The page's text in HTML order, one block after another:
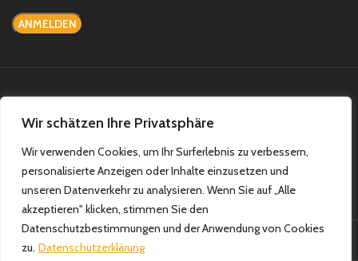
Wir schätzen Ihre Privatsphäre
Wir verwenden Cookies, um Ihr Surferlebnis zu verbessern,
personalisierte Anzeigen oder Inhalte einzusetzen und
unseren Datenverkehr zu analysieren. Wenn Sie auf „Alle
akzeptieren" klicken, stimmen Sie den
Datenschutzbestimmungen und der Anwendung von Cookies
zu. Datenschutzerklärung
Bezahlsysteme: Versandsysteme:
Teilen Sie uns auf:
Ulusoy Teppiche & Haushaltswaren